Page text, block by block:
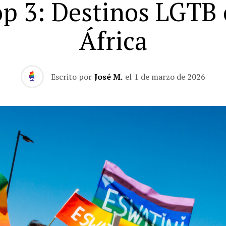
3: Destinos LGTB
África
Escrito por José M. el 1 de marzo de 2026